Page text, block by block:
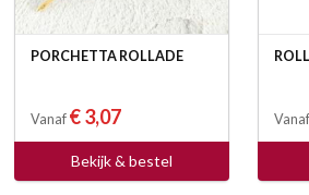
PORCHETTA ROLLADE
Vanaf € 3,07
Bekijk & bestel
Vanaf